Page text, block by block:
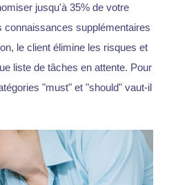
jusqu'à 35% de votre
supplémentaires
le client élimine les risques et
liste de tâches en attente. Pour
"must" et "should" vaut-il